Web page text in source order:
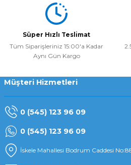
Süper Hızlı Teslimat
Tüm Siparişleriniz 15:00'a Kadar
Aynı Gün Kargo
Müşteri Hizmetleri
0 (545) 123 96 09
0 (545) 123 96 09
İskele Mahallesi Bodrum Caddesi